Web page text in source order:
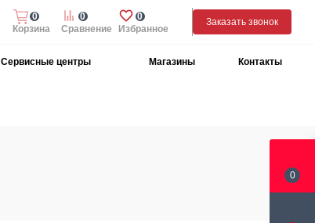
Избранное
0
Сравнение
0
Корзина
0
Заказать звонок
Сервисные центры Магазины Контакты
0